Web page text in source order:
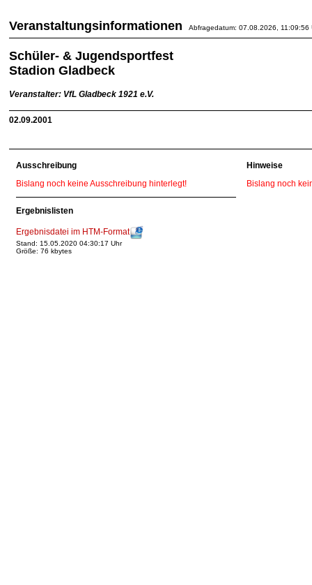
Veranstaltungsinformationen Abfragedatum: 07.08.2026, 11:09:56
Schüler- & Jugendsportfest
Stadion Gladbeck
Veranstalter: VfL Gladbeck 1921 e.V.
02.09.2001
Ausschreibung
Bislang noch keine Ausschreibung hinterlegt!
Ergebnislisten
Ergebnisdatei im HTM-Format
Stand: 15.05.2020 04:30:17 Uhr
Größe: 76 kbytes
Hinweise
Bislang noch